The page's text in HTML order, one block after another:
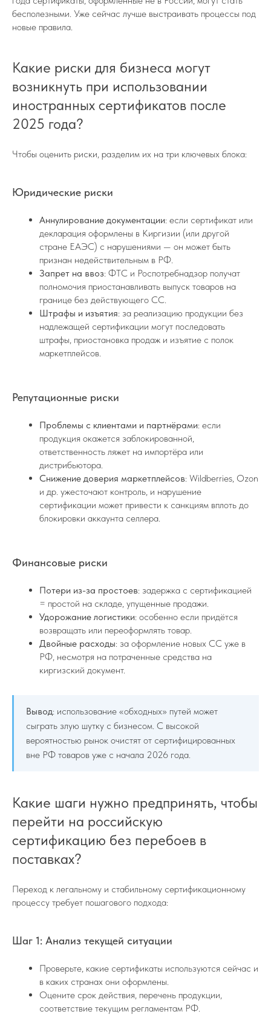
бесполезными. Уже сейчас лучше выстраивать процессы под
новые правила.
Какие риски для бизнеса могут
возникнуть при использовании
иностранных сертификатов после
2025 года?
Чтобы оценить риски, разделим их на три ключевых блока:
Юридические риски
Аннулирование документации: если сертификат или
декларация оформлены в Киргизии (или другой
стране ЕАЭС) с нарушениями — он может быть
признан недействительным в РФ.
Запрет на ввоз: ФТС и Роспотребнадзор получат
полномочия приостанавливать выпуск товаров на
границе без действующего СС.
Штрафы и изъятия: за реализацию продукции без
надлежащей сертификации могут последовать
штрафы, приостановка продаж и изъятие с полок
маркетплейсов.
Репутационные риски
Проблемы с клиентами и партнёрами: если
продукция окажется заблокированной,
ответственность ляжет на импортёра или
дистрибьютора.
Снижение доверия маркетплейсов: Wildberries, Ozon
и др. ужесточают контроль, и нарушение
сертификации может привести к санкциям вплоть до
блокировки аккаунта селлера.
Финансовые риски
Потери из-за простоев: задержка с сертификацией
= простой на складе, упущенные продажи.
Удорожание логистики: особенно если придётся
возвращать или переоформлять товар.
Двойные расходы: за оформление новых СС уже в
РФ, несмотря на потраченные средства на
киргизский документ.
Вывод: использование «обходных» путей может
сыграть злую шутку с бизнесом. С высокой
вероятностью рынок очистят от сертифицированных
вне РФ товаров уже с начала 2026 года.
Какие шаги нужно предпринять, чтобы
перейти на российскую
сертификацию без перебоев в
поставках?
Переход к легальному и стабильному сертификационному
процессу требует пошагового подхода:
Шаг 1: Анализ текущей ситуации
Проверьте, какие сертификаты используются сейчас и
в каких странах они оформлены.
Оцените срок действия, перечень продукции,
соответствие текущим регламентам РФ.